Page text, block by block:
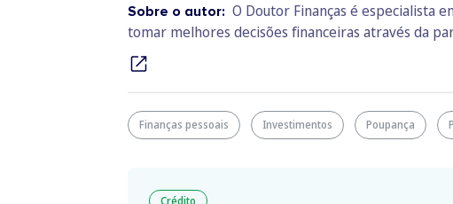
Sobre o autor: O Doutor Finanças é especialista
tomar melhores decisões financeiras através da
Finanças pessoais Investimentos Poupança
Crédito